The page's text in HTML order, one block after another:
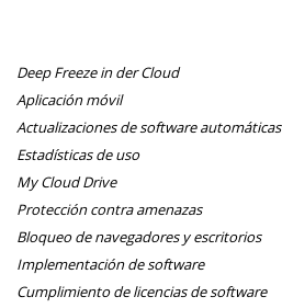
Deep Freeze in der Cloud
Aplicación móvil
Actualizaciones de software automáticas
Estadísticas de uso
My Cloud Drive
Protección contra amenazas
Bloqueo de navegadores y escritorios
Implementación de software
Cumplimiento de licencias de software